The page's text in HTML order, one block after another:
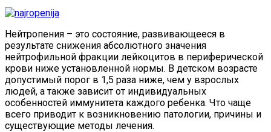
Нейтропения – это состояние, развивающееся в
результате снижения абсолютного значения
нейтрофильной фракции лейкоцитов в периферической
крови ниже установленной нормы. В детском возрасте
допустимый порог в 1,5 раза ниже, чем у взрослых
людей, а также зависит от индивидуальных
особенностей иммунитета каждого ребенка. Что чаще
всего приводит к возникновению патологии, причины и
существующие методы лечения.